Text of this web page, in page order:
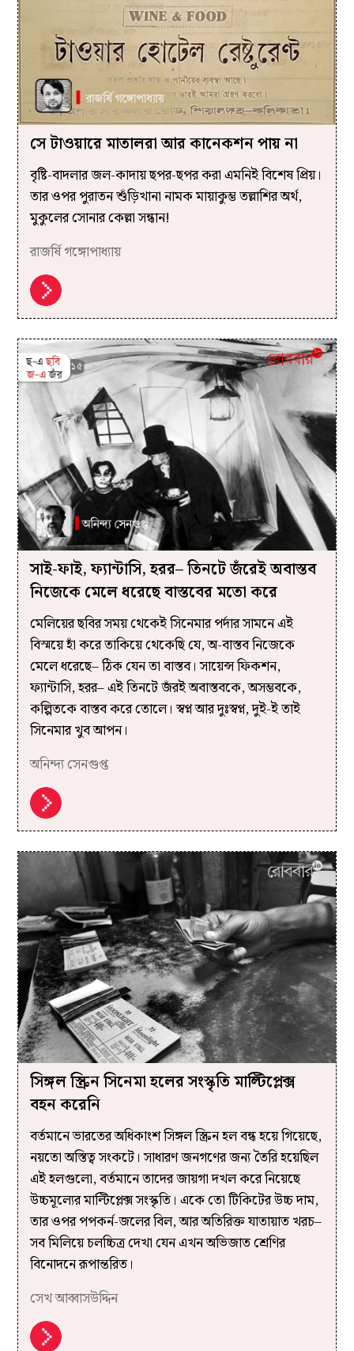
সে টাওয়ারে মাতালরা আর কানেকশন পায় না
বৃষ্টি-বাদলার জল-কাদায় ছপর-ছপর করা‌ এমনিই বিশেষ প্রিয়।
তার ওপর পুরাতন শুঁড়িখানা নামক মায়াকুম্ভ তল্লাশির অর্থ,
মুকুলের সোনার কেল্লা সন্ধান!
রাজর্ষি গঙ্গোপাধ্যায়
সাই-ফাই, ফ্যান্টাসি, হরর– তিনটে জঁরেই অবাস্তব
নিজেকে মেলে ধরেছে বাস্তবের মতো করে
মেলিয়ের ছবির সময় থেকেই সিনেমার পর্দার সামনে এই
বিস্ময়ে হাঁ করে তাকিয়ে থেকেছি যে, অ-বাস্তব নিজেকে
মেলে ধরেছে– ঠিক যেন তা বাস্তব। সায়েন্স ফিকশন,
ফ্যান্টাসি, হরর– এই তিনটে জঁরই অবাস্তবকে, অসম্ভবকে,
কল্পিতকে বাস্তব করে তোলে। স্বপ্ন আর দুঃস্বপ্ন, দুই-ই তাই
সিনেমার খুব আপন।
অনিন্দ্য সেনগুপ্ত
সিঙ্গল স্ক্রিন সিনেমা হলের সংস্কৃতি মাল্টিপ্লেক্স
বহন করেনি
বর্তমানে ভারতের অধিকাংশ সিঙ্গল স্ক্রিন হল বন্ধ হয়ে গিয়েছে,
নয়তো অস্তিত্ব সংকটে। সাধারণ জনগণের জন্য তৈরি হয়েছিল
এই হলগুলো, বর্তমানে তাদের জায়গা দখল করে নিয়েছে
উচ্চমূল্যের মাল্টিপ্লেক্স সংস্কৃতি। একে তো টিকিটের উচ্চ দাম,
তার ওপর পপকর্ন-জলের বিল, আর অতিরিক্ত যাতায়াত খরচ–
সব মিলিয়ে চলচ্চিত্র দেখা যেন এখন অভিজাত শ্রেণির
বিনোদনে রূপান্তরিত।
সেখ আব্বাসউদ্দিন